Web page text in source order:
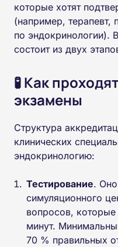
которые хотят
(например, терапевт,
по эндокринологии).
состоит из двух
🧪 Как
экзамены
Структура
клинических
эндокринологию:
Тестирование.
симуляционного
вопросов,
минут.
70 % правильных